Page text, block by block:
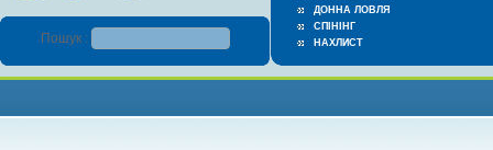
ДОННА ЛОВЛЯ
СПІНІНГ
НАХЛИСТ
Пошук :